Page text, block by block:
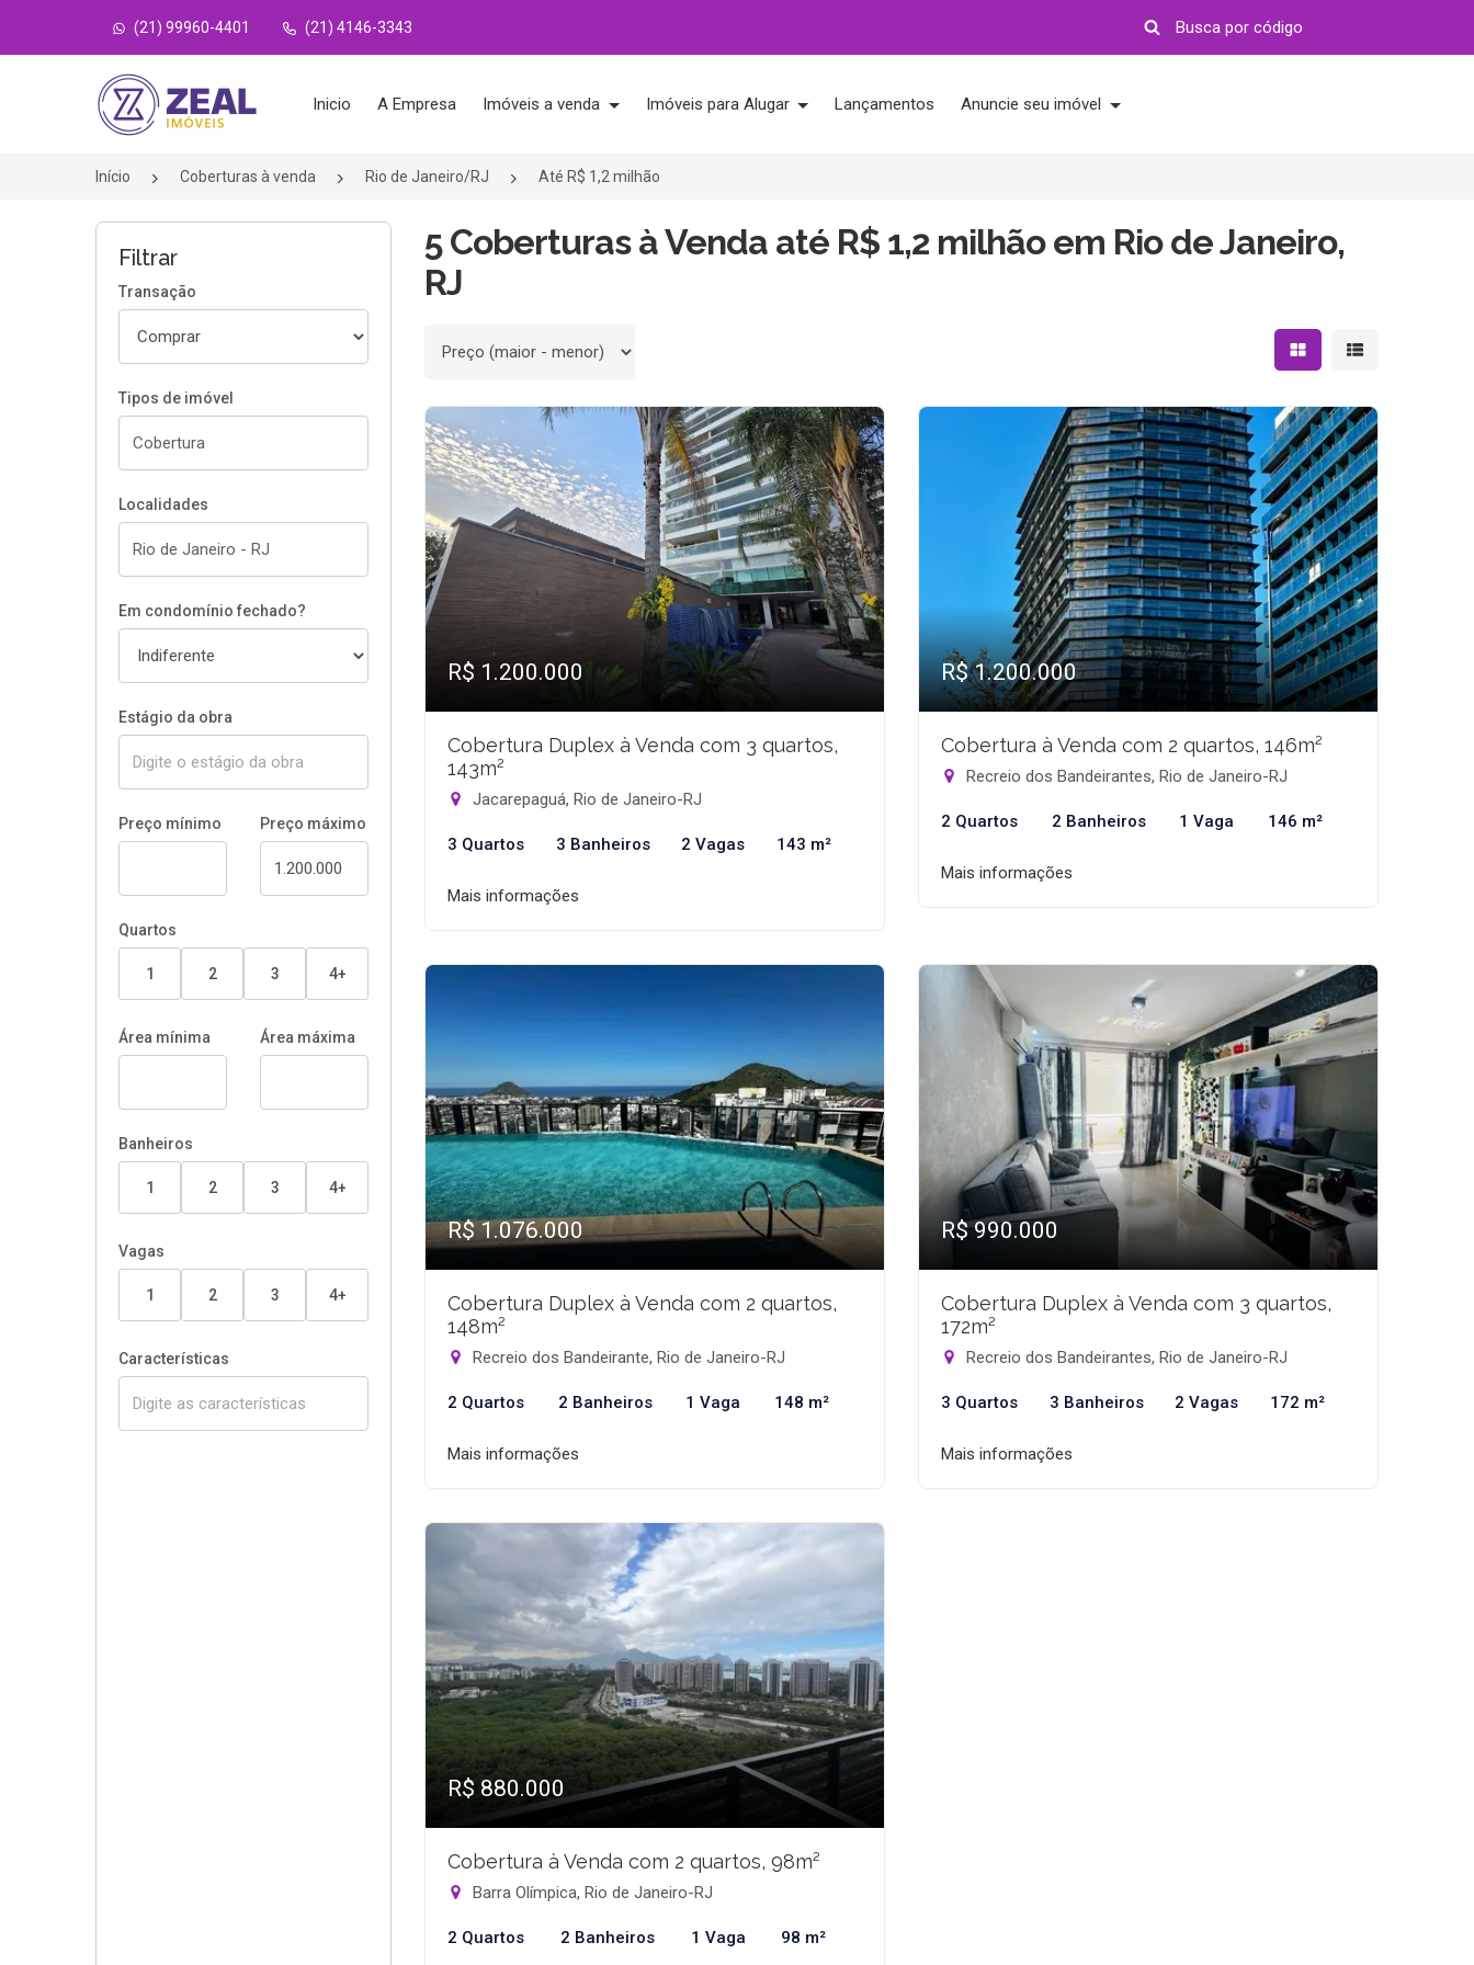
(21) 99960-4401 (21) 4146-3343
Página inicial
Inicio A Empresa Imóveis a venda Imóveis para Alugar Lançamentos Anuncie seu imóvel
Início Coberturas à venda Rio de Janeiro/RJ Até R$ 1,2 milhão
Filtrar
Transação
Tipos de imóvel
Localidades
Em condomínio fechado?
Estágio da obra
Preço mínimo Preço máximo
Quartos
1 2 3 4+
Área mínima Área máxima
Banheiros
1 2 3 4+
Vagas
1 2 3 4+
Características
5 Coberturas à Venda até R$ 1,2 milhão em Rio de Janeiro,
RJ
Ordenar por Mostrar resultados em
Mostrar
R$ 1.200.000
Cobertura Duplex à Venda com 3 quartos,
143m²
Jacarepaguá, Rio de Janeiro-RJ
3 Quartos 3 Banheiros 2 Vagas 143 m²
Mais informações
R$ 1.200.000
Cobertura à Venda com 2 quartos, 146m²
Recreio dos Bandeirantes, Rio de Janeiro-RJ
2 Quartos 2 Banheiros 1 Vaga 146 m²
Mais informações
R$ 1.076.000
Cobertura Duplex à Venda com 2 quartos,
148m²
Recreio dos Bandeirante, Rio de Janeiro-RJ
2 Quartos 2 Banheiros 1 Vaga 148 m²
Mais informações
R$ 990.000
Cobertura Duplex à Venda com 3 quartos,
172m²
Recreio dos Bandeirantes, Rio de Janeiro-RJ
3 Quartos 3 Banheiros 2 Vagas 172 m²
Mais informações
R$ 880.000
Cobertura à Venda com 2 quartos, 98m²
Barra Olímpica, Rio de Janeiro-RJ
2 Quartos 2 Banheiros 1 Vaga 98 m²